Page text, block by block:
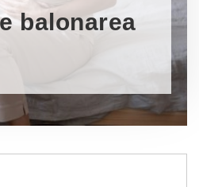
balonarea